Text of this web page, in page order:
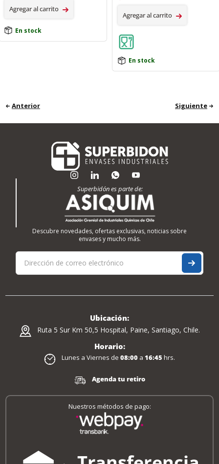
Agregar al carrito
En stock
Agregar al carrito
En stock
Anterior Siguiente
Superbidón es parte de:
Descubre novedades, ofertas exclusivas, noticias sobre
envases y mucho más.
Ubicación:
Ruta 5 Sur Km 50,5 Hospital, Paine, Santiago, Chile.
Horario:
Lunes a Viernes de 08:00 a 16:45 hrs.
Agenda tu retiro
Nuestros métodos de pago: